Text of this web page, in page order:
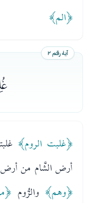
﴿الم﴾
آية رقم ٢
﴿غلبت الروم﴾
أرض الشَّام من
﴿وهم﴾ والرُّوم